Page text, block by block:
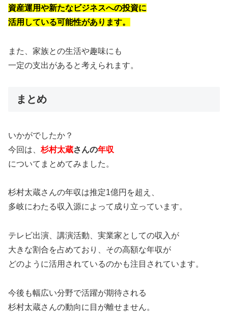
資産運用や新たなビジネスへの投資に
活用している可能性があります。
また、家族との生活や趣味にも
一定の支出があると考えられます。
まとめ
いかがでしたか？
今回は、 杉村太蔵さんの年収
についてまとめてみました。
杉村太蔵さんの年収は推定1億円を超え、
多岐にわたる収入源によって成り立っています。
テレビ出演、講演活動、実業家としての収入が
大きな割合を占めており、その高額な年収が
どのように活用されているのかも注目されています。
今後も幅広い分野で活躍が期待される
杉村太蔵さんの動向に目が離せません。